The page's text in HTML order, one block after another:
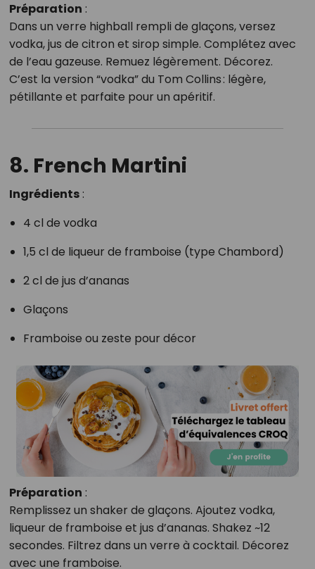
Préparation :
Dans un verre highball rempli de glaçons, versez
vodka, jus de citron et sirop simple. Complétez avec
de l’eau gazeuse. Remuez légèrement. Décorez.
C’est la version “vodka” du Tom Collins : légère,
pétillante et parfaite pour un apéritif.
8. French Martini
Ingrédients:
4 cl de vodka
1,5 cl de liqueur de framboise (type Chambord)
2 cl de jus d’ananas
Glaçons
Framboise ou zeste pour décor
Préparation :
Remplissez un shaker de glaçons. Ajoutez vodka,
liqueur de framboise et jus d’ananas. Shakez ~12
secondes. Filtrez dans un verre à cocktail. Décorez
avec une framboise.